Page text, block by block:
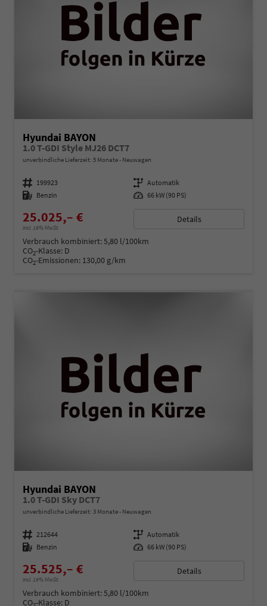
Hyundai BAYON
1.0 T-GDI Style MJ26 DCT7
unverbindliche Lieferzeit: 5 Monate Neuwagen
Fahrzeugnummer 199923 Getriebe Automatik
Kraftstoff Benzin Leistung 66 kW (90 PS)
25.025,– €
incl. 19% MwSt.
Details
Verbrauch kombiniert:5,80 l/100km
CO2-Klasse: D
CO2-Emissionen: 130,00 g/km
Hyundai BAYON
1.0 T-GDI Sky DCT7
unverbindliche Lieferzeit: 3 Monate Neuwagen
Fahrzeugnummer 212644 Getriebe Automatik
Kraftstoff Benzin Leistung 66 kW (90 PS)
25.525,– €
incl. 19% MwSt.
Details
Verbrauch kombiniert:5,80 l/100km
CO -Klasse: D